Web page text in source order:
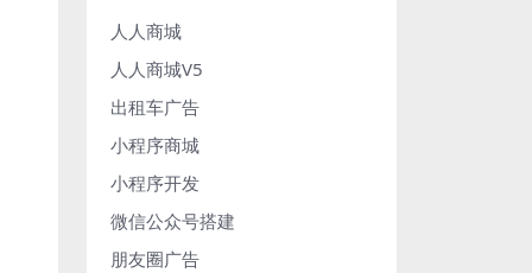
人人商城
人人商城V5
出租车广告
小程序商城
小程序开发
微信公众号搭建
朋友圈广告